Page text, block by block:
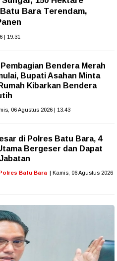
Bara Terendam,
| 19.31
Bendera Merah
Bupati Asahan Minta
Kibarkan Bendera
06 Agustus 2026 | 13.43
di Polres Batu Bara, 4
Bergeser dan Dapat
Batu Bara | Kamis, 06 Agustus 2026